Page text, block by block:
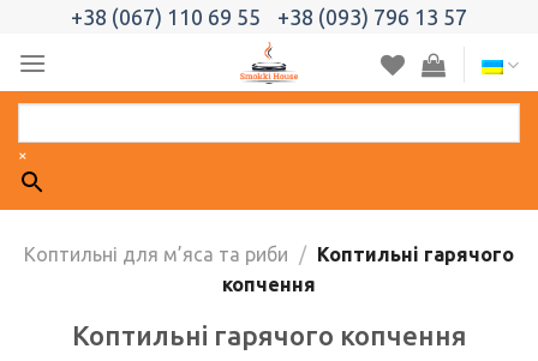
content
+38 (067) 110 69 55 +38 (093) 796 13 57
×
Коптильні для м’яса та риби / Коптильні гарячого
копчення
Коптильні гарячого копчення